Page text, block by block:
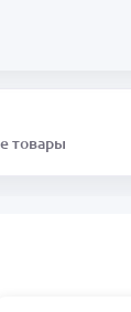
товары